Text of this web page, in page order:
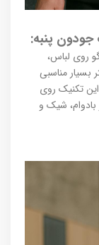
پنبه‌:
روی لباس،
مناسبی
تکنیک روی
شیک و